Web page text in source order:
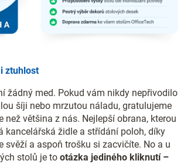
ztuhlost
žádný med. Pokud vám nikdy nepřivodilo
šíji nebo mrzutou náladu, gratulujeme
než většina z nás. Nejlepší obrana, kterou
kancelářská židle a střídání poloh, díky
svěží a aspoň trošku si zacvičíte. No a u
stolů je to otázka jediného kliknutí –